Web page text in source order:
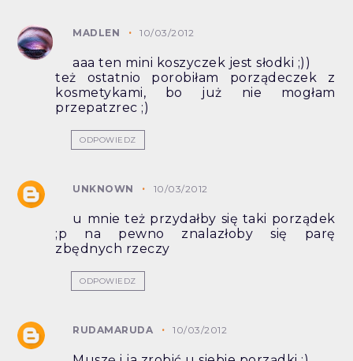
MADLEN 10/03/2012
aaa ten mini koszyczek jest słodki ;))
też ostatnio porobiłam porządeczek z
kosmetykami, bo już nie mogłam
przepatzrec ;)
ODPOWIEDZ
UNKNOWN 10/03/2012
u mnie też przydałby się taki porządek
;p na pewno znalazłoby się parę
zbędnych rzeczy
ODPOWIEDZ
RUDAMARUDA 10/03/2012